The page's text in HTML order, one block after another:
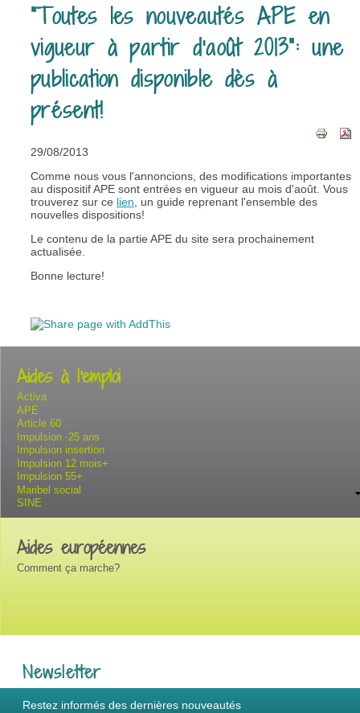
"Toutes les nouveautés APE en
vigueur à partir d'août 2013": une
publication disponible dès à
présent!
29/08/2013
Comme nous vous l'annoncions, des modifications importantes
au dispositif APE sont entrées en vigueur au mois d'août. Vous
trouverez sur ce lien, un guide reprenant l'ensemble des
nouvelles dispositions!
Le contenu de la partie APE du site sera prochainement
actualisée.
Bonne lecture!
Aides à l'emploi
Activa
APE
Article 60
Impulsion -25 ans
Impulsion insertion
Impulsion 12 mois+
Impulsion 55+
Maribel social
SINE
Aides européennes
Comment ça marche?
Newsletter
Restez informés des dernières nouveautés